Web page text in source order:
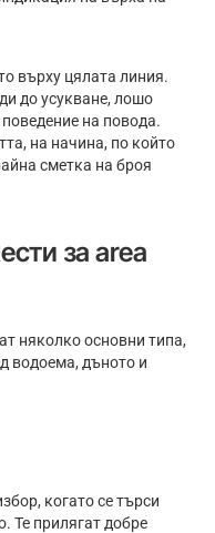
върху цялата линия.
до усукване, лошо
на повода.
на начина, по който
сметка на броя
за area
няколко основни типа,
водоема, дъното и
когато се търси
Те прилягат добре